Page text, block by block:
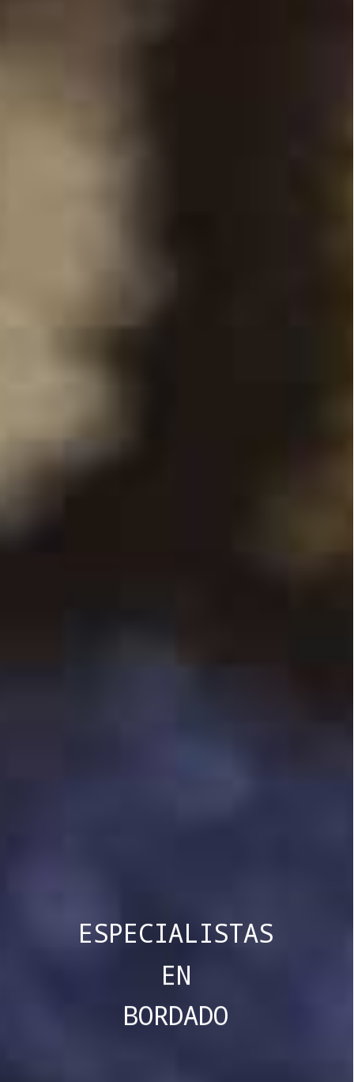
ESPECIALISTAS
EN
BORDADO